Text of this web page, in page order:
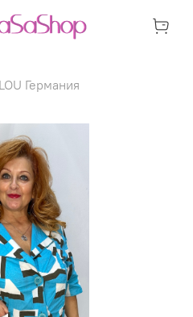
Германия